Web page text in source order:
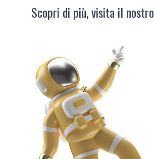
Scopri di più, visita il nostro